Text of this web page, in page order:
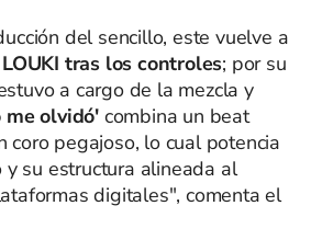
del sencillo, este vuelve a
LOUKI tras los controles; por su
a cargo de la mezcla y
me olvidó' combina un beat
coro pegajoso, lo cual potencia
y su estructura alineada al
digitales", comenta el